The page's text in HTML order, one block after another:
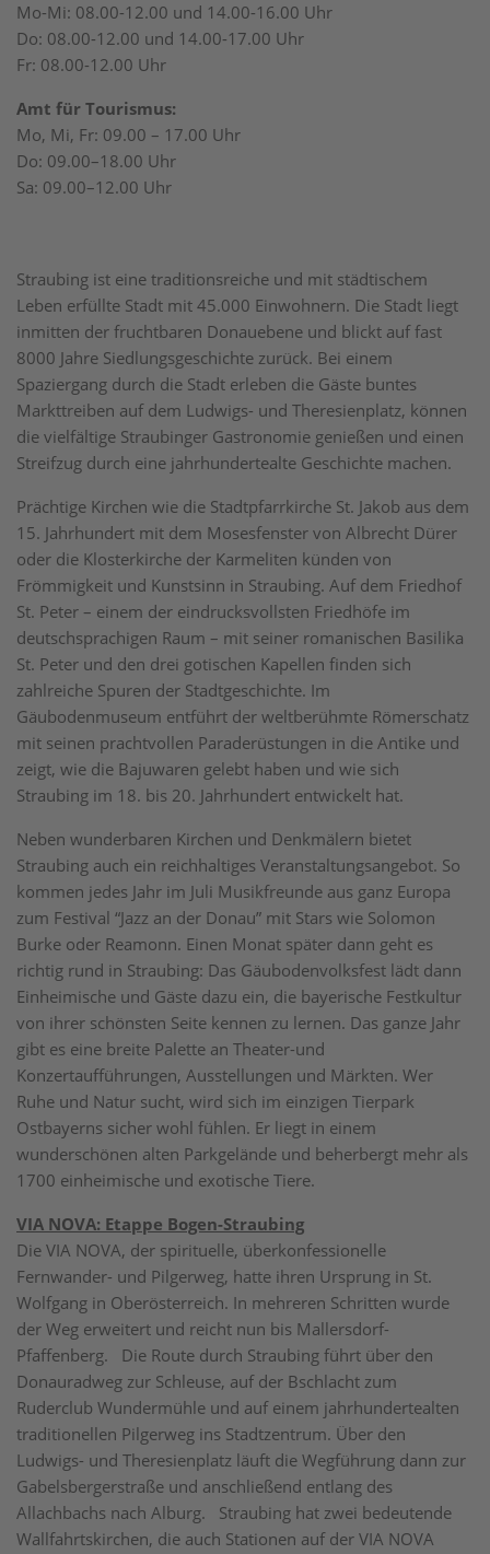
Straubing ist eine traditionsreiche und mit städtischem
Leben erfüllte Stadt mit 45.000 Einwohnern. Die Stadt liegt
inmitten der fruchtbaren Donauebene und blickt auf fast
8000 Jahre Siedlungsgeschichte zurück. Bei einem
Spaziergang durch die Stadt erleben die Gäste buntes
Markttreiben auf dem Ludwigs- und Theresienplatz, können
die vielfältige Straubinger Gastronomie genießen und einen
Streifzug durch eine jahrhundertealte Geschichte machen.
Prächtige Kirchen wie die Stadtpfarrkirche St. Jakob aus dem
15. Jahrhundert mit dem Mosesfenster von Albrecht Dürer
oder die Klosterkirche der Karmeliten künden von
Frömmigkeit und Kunstsinn in Straubing. Auf dem Friedhof
St. Peter – einem der eindrucksvollsten Friedhöfe im
deutschsprachigen Raum – mit seiner romanischen Basilika
St. Peter und den drei gotischen Kapellen finden sich
zahlreiche Spuren der Stadtgeschichte. Im
Gäubodenmuseum entführt der weltberühmte Römerschatz
mit seinen prachtvollen Paraderüstungen in die Antike und
zeigt, wie die Bajuwaren gelebt haben und wie sich
Straubing im 18. bis 20. Jahrhundert entwickelt hat.
Neben wunderbaren Kirchen und Denkmälern bietet
Straubing auch ein reichhaltiges Veranstaltungsangebot. So
kommen jedes Jahr im Juli Musikfreunde aus ganz Europa
zum Festival “Jazz an der Donau” mit Stars wie Solomon
Burke oder Reamonn. Einen Monat später dann geht es
richtig rund in Straubing: Das Gäubodenvolksfest lädt dann
Einheimische und Gäste dazu ein, die bayerische Festkultur
von ihrer schönsten Seite kennen zu lernen. Das ganze Jahr
gibt es eine breite Palette an Theater-und
Konzertaufführungen, Ausstellungen und Märkten. Wer
Ruhe und Natur sucht, wird sich im einzigen Tierpark
Ostbayerns sicher wohl fühlen. Er liegt in einem
wunderschönen alten Parkgelände und beherbergt mehr als
1700 einheimische und exotische Tiere.
VIA NOVA: Etappe Bogen-Straubing
Die VIA NOVA, der spirituelle, überkonfessionelle
Fernwander- und Pilgerweg, hatte ihren Ursprung in St.
Wolfgang in Oberösterreich. In mehreren Schritten wurde
der Weg erweitert und reicht nun bis Mallersdorf-
Pfaffenberg. Die Route durch Straubing führt über den
Donauradweg zur Schleuse, auf der Bschlacht zum
Ruderclub Wundermühle und auf einem jahrhundertealten
traditionellen Pilgerweg ins Stadtzentrum. Über den
Ludwigs- und Theresienplatz läuft die Wegführung dann zur
Gabelsbergerstraße und anschließend entlang des
Allachbachs nach Alburg. Straubing hat zwei bedeutende
Wallfahrtskirchen, die auch Stationen auf der VIA NOVA
Mo-Mi: 08.00-12.00 und 14.00-16.00 Uhr
Do: 08.00-12.00 und 14.00-17.00 Uhr
Fr: 08.00-12.00 Uhr
Amt für Tourismus:
Mo, Mi, Fr: 09.00 – 17.00 Uhr
Do: 09.00–18.00 Uhr
Sa: 09.00–12.00 Uhr